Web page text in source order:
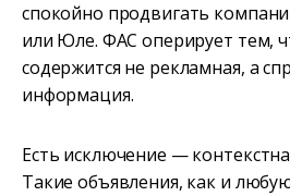
спокойно продвигать
или Юле. ФАС оперирует тем,
содержится не рекламная, а
информация.
Есть исключение —
Такие объявления, как и